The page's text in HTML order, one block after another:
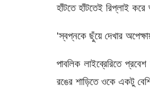
হাঁটতে হাঁটতেই রিপ্লাই
‘স্বপ্নকে ছুঁয়ে দেখার
পাবলিক লাইব্রেরিতে
রঙের শাড়িতে ওকে একটু